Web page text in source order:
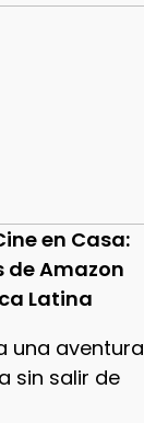
en Casa:
de Amazon
Latina
una aventura
sin salir de